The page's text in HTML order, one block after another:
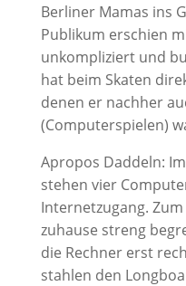
Berliner Mamas ins
Publikum erschien
unkompliziert und
hat beim Skaten
denen er nachher
(Computerspielen)
Apropos Daddeln:
stehen vier
Internetzugang.
zuhause streng
die Rechner erst
stahlen den